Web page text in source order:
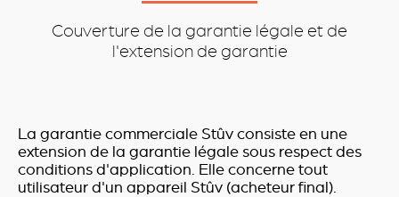
Couverture de la garantie légale et de
l'extension de garantie
La garantie commerciale Stûv consiste en une
extension de la garantie légale sous respect des
conditions d'application. Elle concerne tout
utilisateur d'un appareil Stûv (acheteur final).